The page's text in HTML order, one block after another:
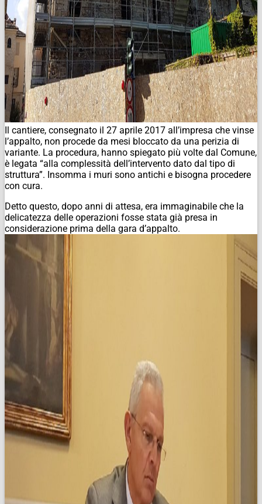
Il cantiere, consegnato il 27 aprile 2017 all’impresa che vinse
l’appalto, non procede da mesi bloccato da una perizia di
variante. La procedura, hanno spiegato più volte dal Comune,
è legata “alla complessità dell’intervento dato dal tipo di
struttura”. Insomma i muri sono antichi e bisogna procedere
con cura.
Detto questo, dopo anni di attesa, era immaginabile che la
delicatezza delle operazioni fosse stata già presa in
considerazione prima della gara d’appalto.